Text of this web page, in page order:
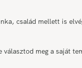
család mellett is
meg a saját